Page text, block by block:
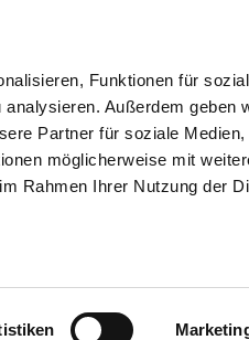
Funktionen für
Außerdem geben
Partner für soziale Medien,
möglicherweise mit
Rahmen Ihrer Nutzung der
05361 204-
VOLKSWAGEN CALIFORNIA